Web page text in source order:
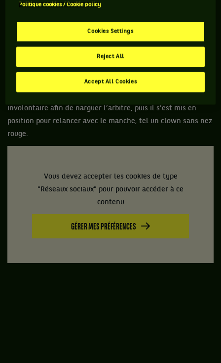
consécutives, il en a fracassé sa raquette. Dans le deuxième
valdinguer son outil de travail avant de s’en servir pour
sketch tragi-comique. Transformant le toit du Pala Alpitour
de Turin en chapiteau, le numéro 4 mondial a fait le cirque. Il
a alors jonglé avec son instrument à corde pour le laisser
involontaire afin de narguer l’arbitre, puis il s'est mis en
position pour relancer avec le manche, tel un clown sans nez
rouge.
Vous devez accepter les cookies de type
"Réseaux sociaux" pour pouvoir accéder à ce
contenu
GÉRER MES PRÉFÉRENCES
Politique cookies / Cookie policy
Cookies Settings
Reject All
Accept All Cookies